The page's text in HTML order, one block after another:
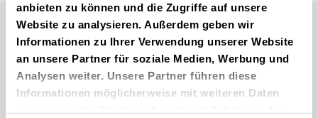
anbieten zu können und die Zugriffe auf unsere
Website zu analysieren. Außerdem geben wir
Informationen zu Ihrer Verwendung unserer Website
an unsere Partner für soziale Medien, Werbung und
Analysen weiter. Unsere Partner führen diese
Informationen möglicherweise mit weiteren Daten
Newsletter von Tana (auf
Englisch)